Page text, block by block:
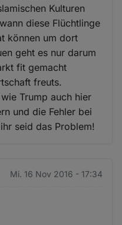
Kulturen
diese Flüchtlinge
können um dort
geht es nur darum
fit gemacht
freuts.
Trump auch hier
und die Fehler bei
seid das Problem!
Mi. 16 Nov 2016 - 17:34